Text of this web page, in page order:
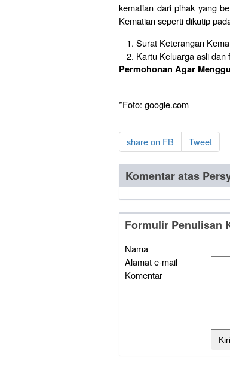
kematian dari pihak yang
Kematian seperti
Surat Keterangan
Kartu Keluarga asli dan
Permohonan Agar
*Foto: google.com
share on FB Tweet
Komentar atas
Formulir Penulisan
Nama
Alamat e-mail
Komentar